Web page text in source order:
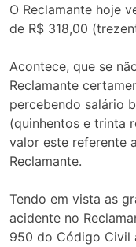
O Reclamante hoje
de R$ 318,00
Acontece, que se
Reclamante
percebendo salário
(quinhentos e trinta
valor este referente
Reclamante.
Tendo em vista as
acidente no
950 do Código Civil